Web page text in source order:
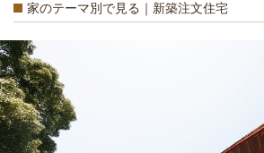
家のテーマ別で見る｜新築注文住宅